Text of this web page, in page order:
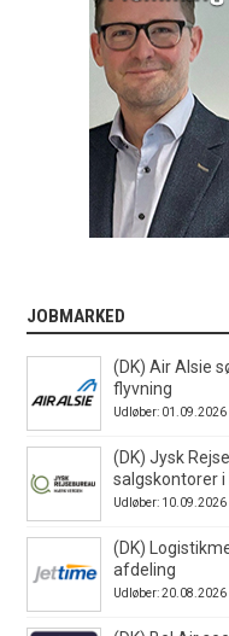
JOBMARKED
(DK) Air Alsie
flyvning
Udløber: 01.09.2026
(DK) Jysk
salgskontorer
Udløber: 10.09.2026
(DK)
afdeling
Udløber: 20.08.2026